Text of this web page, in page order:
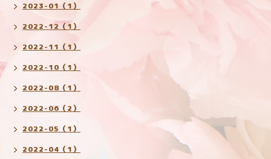
2023-01（1）
2022-12（1）
2022-11（1）
2022-10（1）
2022-08（1）
2022-06（2）
2022-05（1）
2022-04（1）